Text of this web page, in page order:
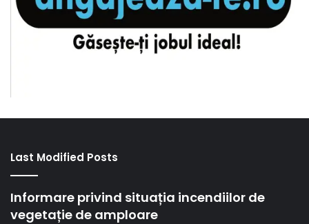
Last Modified Posts
Informare privind situația incendiilor de
vegetație de amploare